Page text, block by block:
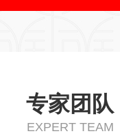
专家团队
EXPERT TEAM